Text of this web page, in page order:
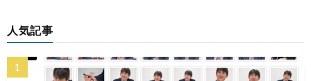
人気記事